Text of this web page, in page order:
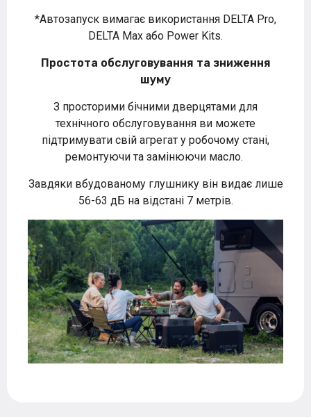
*Автозапуск вимагає використання DELTA Pro,
DELTA Max або Power Kits.
Простота обслуговування та зниження
шуму
З просторими бічними дверцятами для
технічного обслуговування ви можете
підтримувати свій агрегат у робочому стані,
ремонтуючи та замінюючи масло.
Завдяки вбудованому глушнику він видає лише
56-63 дБ на відстані 7 метрів.